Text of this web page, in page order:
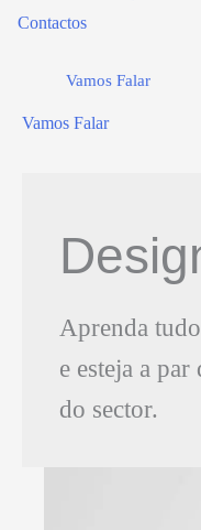
Contactos
Vamos Falar
Vamos Falar
Aprenda
e esteja a
do sector.